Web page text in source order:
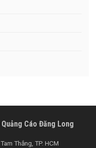
Cáo Đăng Long
Thắng, TP. HCM